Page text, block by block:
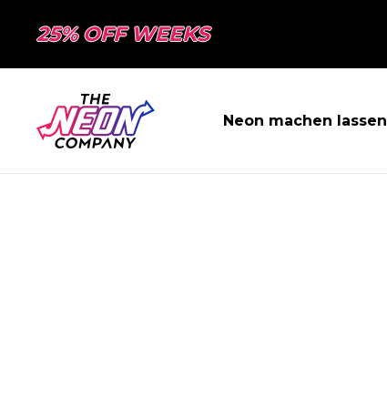
25% OFF WEEKS
Neon machen lassen